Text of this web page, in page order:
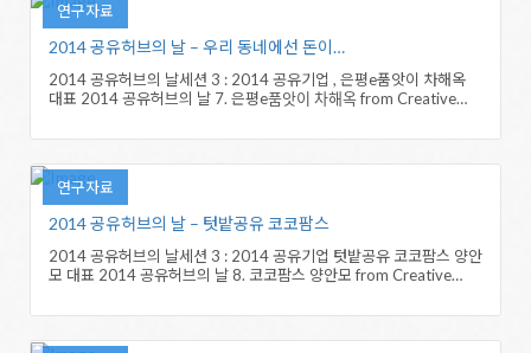
연구자료
2014 공유허브의 날 – 우리 동네에선 돈이…
2014 공유허브의 날세션 3 : 2014 공유기업 , 은평e품앗이 차해옥
대표 2014 공유허브의 날 7. 은평e품앗이 차해옥 from Creative…
연구자료
2014 공유허브의 날 – 텃밭공유 코코팜스
2014 공유허브의 날세션 3 : 2014 공유기업 텃밭공유 코코팜스 양안
모 대표 2014 공유허브의 날 8. 코코팜스 양안모 from Creative…